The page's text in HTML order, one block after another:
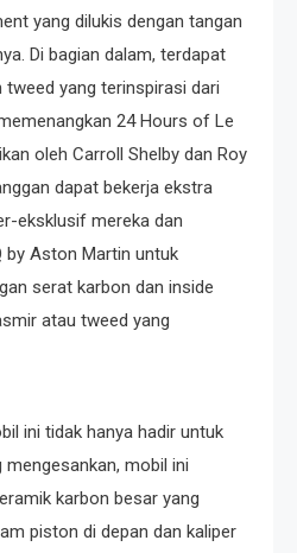
yang dilukis dengan tangan
Di bagian dalam, terdapat
yang terinspirasi dari
24 Hours of Le
oleh Carroll Shelby dan Roy
dapat bekerja ekstra
eksklusif mereka dan
by Aston Martin untuk
serat karbon dan inside
atau tweed yang
ini tidak hanya hadir untuk
mobil ini
karbon besar yang
piston di depan dan kaliper